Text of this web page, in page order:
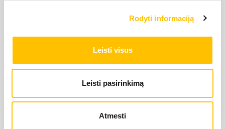
Rodyti informaciją
Leisti visus
Leisti pasirinkimą
Atmesti